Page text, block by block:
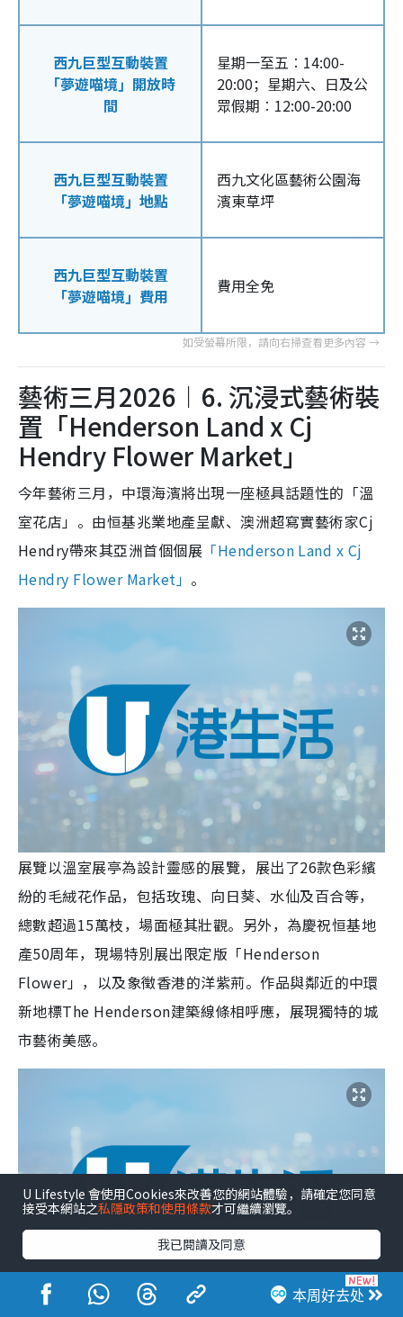
西九巨型互動裝置
「夢遊喵境」開放時
間
星期一至五︰14:00-
20:00；星期六、日及公
眾假期︰12:00-20:00
西九巨型互動裝置
「夢遊喵境」地點
西九文化區藝術公園海
濱東草坪
西九巨型互動裝置
「夢遊喵境」費用
費用全免
藝術三月2026︱6. 沉浸式藝術裝
置「Henderson Land x Cj
Hendry Flower Market」
今年藝術三月，中環海濱將出現一座極具話題性的「溫
室花店」。由恒基兆業地產呈獻、澳洲超寫實藝術家Cj
Hendry帶來其亞洲首個個展 「Henderson Land x Cj
Hendry Flower Market」 。
展覽以溫室展亭為設計靈感的展覽，展出了26款色彩繽
紛的毛絨花作品，包括玫瑰、向日葵、水仙及百合等，
總數超過15萬枝，場面極其壯觀。另外，為慶祝恒基地
產50周年，現場特別展出限定版「Henderson
Flower」，以及象徵香港的洋紫荊。作品與鄰近的中環
新地標The Henderson建築線條相呼應，展現獨特的城
市藝術美感。
本周好去处
U Lifestyle 會使用Cookies來改善您的網站體驗，請確定您同意
接受本網站之私隱政策和使用條款才可繼續瀏覽。
我已閱讀及同意